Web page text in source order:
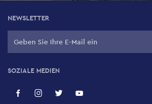
NEWSLETTER
SOZIALE MEDIEN